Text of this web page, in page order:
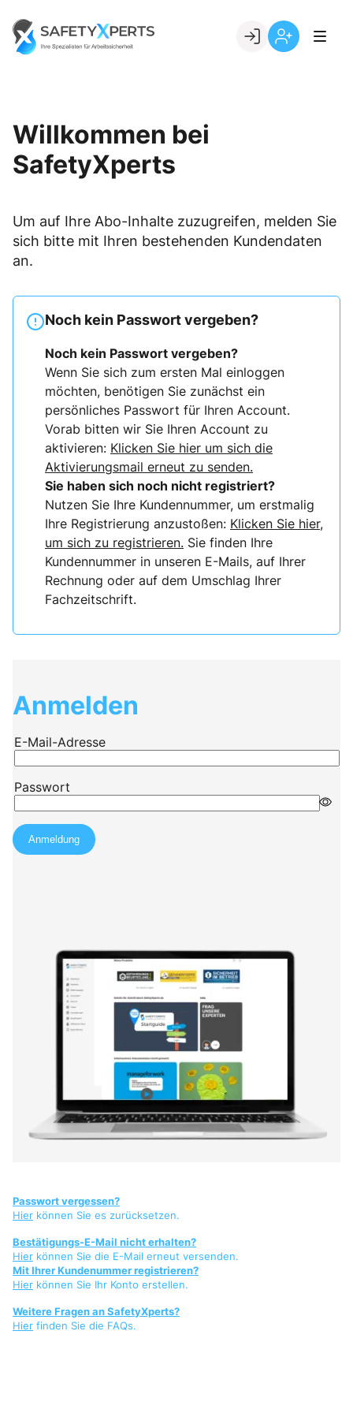
content
Go to landing page.
Willkommen bei
SafetyXperts
Um auf Ihre Abo-Inhalte zuzugreifen, melden Sie
sich bitte mit Ihren bestehenden Kundendaten
an.
Noch kein Passwort vergeben?
Noch kein Passwort vergeben?
Wenn Sie sich zum ersten Mal einloggen
möchten, benötigen Sie zunächst ein
persönliches Passwort für Ihren Account.
Vorab bitten wir Sie Ihren Account zu
aktivieren: Klicken Sie hier um sich die
Aktivierungsmail erneut zu senden.
Sie haben sich noch nicht registriert?
Nutzen Sie Ihre Kundennummer, um erstmalig
Ihre Registrierung anzustoßen: Klicken Sie hier,
um sich zu registrieren. Sie finden Ihre
Kundennummer in unseren E-Mails, auf Ihrer
Rechnung oder auf dem Umschlag Ihrer
Fachzeitschrift.
Anmelden
Passwort vergessen?
Hier können Sie es zurücksetzen.
Bestätigungs-E-Mail nicht erhalten?
Hier können Sie die E-Mail erneut versenden.
Mit Ihrer Kundenummer registrieren?
Hier können Sie Ihr Konto erstellen.
Weitere Fragen an SafetyXperts?
Hier finden Sie die FAQs.